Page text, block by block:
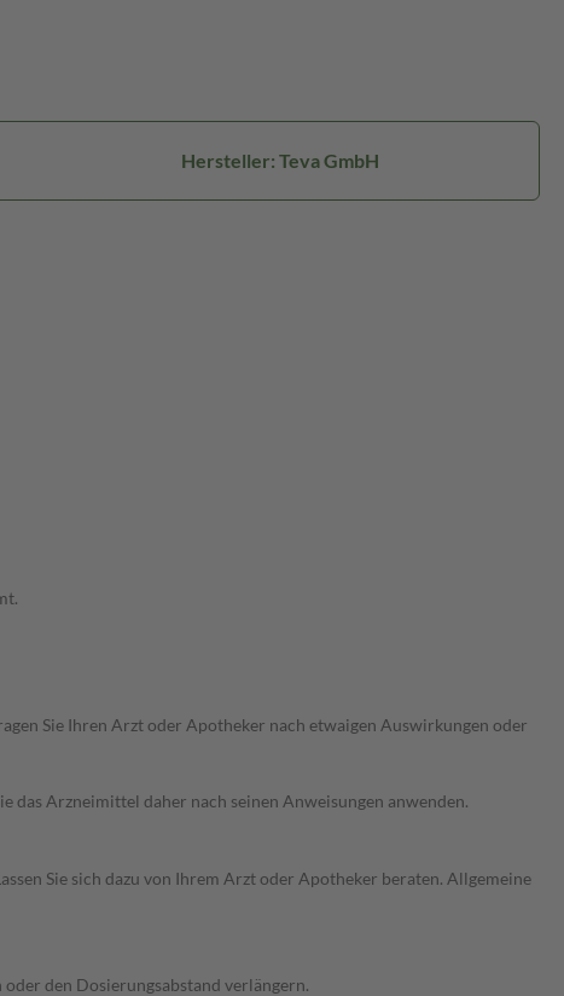
Hersteller: Teva GmbH
Sie Ihren Arzt oder Apotheker nach etwaigen Auswirkungen oder
das Arzneimittel daher nach seinen Anweisungen anwenden.
Sie sich dazu von Ihrem Arzt oder Apotheker beraten. Allgemeine
den Dosierungsabstand verlängern.